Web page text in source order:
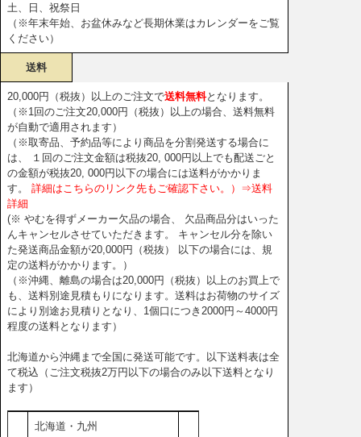
土、日、祝祭日
（※年末年始、お盆休みなど長期休業はカレンダーをご覧
ください）
送料
20,000円（税抜）以上のご注文で送料無料となります。
（※1回のご注文20,000円（税抜）以上の場合、送料無料
が自動で適用されます）
（※取寄品、予約品等により商品を分割発送する場合に
は、 １回のご注文金額は税抜20, 000円以上でも配送ごと
の金額が税抜20, 000円以下の場合には送料がかかりま
す。
詳細はこちらのリンク先もご確認下さい。）⇒送料
詳細
(※ やむを得ずメーカー欠品の場合、 欠品商品分はいった
んキャンセルさせていただきます。 キャンセル分を除い
た発送商品金額が20,000円（税抜） 以下の場合には、規
定の送料がかかります。）
（※沖縄、離島の場合は20,000円（税抜）以上のお買上で
も、送料別途見積もりになります。送料はお荷物のサイズ
により別途お見積りとなり、1個口につき2000円～4000円
程度の送料となります）
北海道から沖縄まで全国に発送可能です。以下送料表は全
て税込（ご注文税抜2万円以下の場合のみ以下送料となり
ます）
北海道・九州